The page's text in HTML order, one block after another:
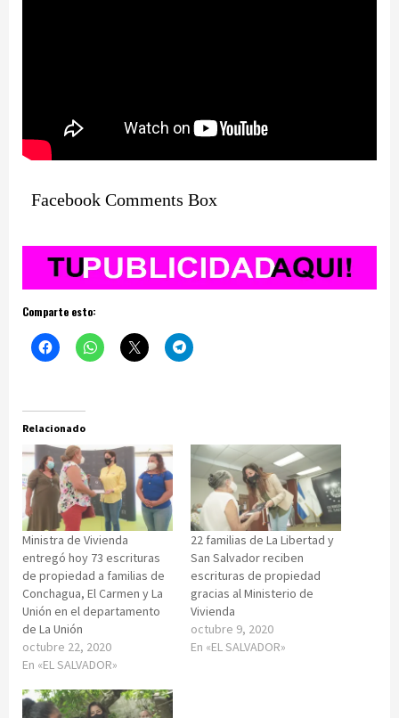
Facebook Comments Box
Comparte esto:
Relacionado
Ministra de Vivienda
entregó hoy 73 escrituras
de propiedad a familias de
Conchagua, El Carmen y La
Unión en el departamento
de La Unión
octubre 22, 2020
En «EL SALVADOR»
22 familias de La Libertad y
San Salvador reciben
escrituras de propiedad
gracias al Ministerio de
Vivienda
octubre 9, 2020
En «EL SALVADOR»